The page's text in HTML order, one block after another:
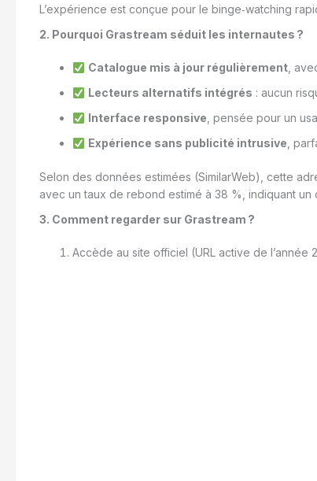
L’expérience est conçue pour le binge‑watching
2. Pourquoi Grastream séduit les internautes ?
Catalogue mis à jour régulièrement,
Lecteurs alternatifs intégrés : aucun
Interface responsive, pensée pour un
Expérience sans publicité intrusive,
Selon des données estimées (SimilarWeb), cette
avec un taux de rebond estimé à 38 %, indiquant un
3. Comment regarder sur Grastream ?
Accède au site officiel (URL active de l’année